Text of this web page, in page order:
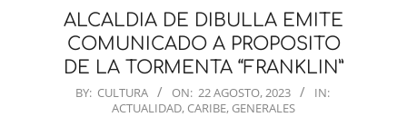
ALCALDIA DE DIBULLA EMITE
COMUNICADO A PROPOSITO
DE LA TORMENTA “FRANKLIN”
2023-
BY: CULTURA ON: 22 AGOSTO, 2023
IN:
ACTUALIDAD, CARIBE, GENERALES